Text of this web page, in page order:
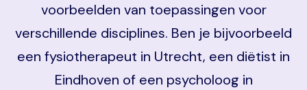
voorbeelden van toepassingen voor
verschillende disciplines. Ben je bijvoorbeeld
een fysiotherapeut in Utrecht, een diëtist in
Eindhoven of een psycholoog in